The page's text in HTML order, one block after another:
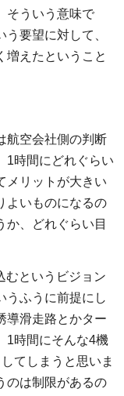
そういう意味で
要望に対して、
増えたということ
航空会社側の判断
1時間にどれぐらい
メリットが大きい
よいものになるの
か、どれぐらい目
むというビジョン
うふうに前提にし
導滑走路とかター
1時間にそんな4機
てしまうと思いま
のは制限があるの